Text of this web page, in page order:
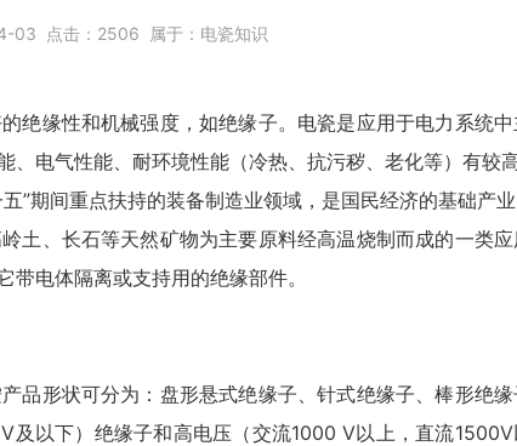
03 点击： 2506 属于： 电瓷知识
绝缘性和机械强度，如绝缘子。电瓷是应用于电力系统
电气性能、耐环境性能（冷热、抗污秽、老化等）有较高
”期间重点扶持的装备制造业领域，是国民经济的基础产
土、长石等天然矿物为主要原料经高温烧制而成的一类
电体隔离或支持用的绝缘部件。
品形状可分为：盘形悬式绝缘子、针式绝缘子、棒形绝
以下）绝缘子和高电压（交流1000 V以上，直流